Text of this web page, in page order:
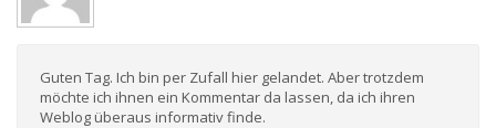
Guten Tag. Ich bin per Zufall hier gelandet. Aber trotzdem
möchte ich ihnen ein Kommentar da lassen, da ich ihren
Weblog überaus informativ finde.